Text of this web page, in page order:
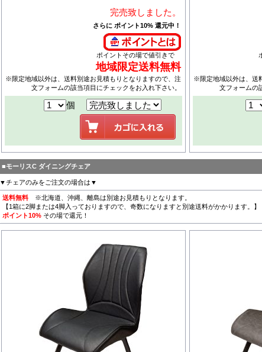
完売致しました。
さらに ポイント10% 還元中！
ポイントその場で値引きで
地域限定送料無料
※限定地域以外は、送料別途お見積もりとなりますので、注
文フォームの該当項目にチェックをお入れ下さい。
個
※限定地域以外は、送
文フォームの
■モーリスC ダイニングチェア
▼チェアのみをご注文の場合は▼
送料無料 ※北海道、沖縄、離島は別途お見積もりとなります。
【1箱に2脚または4脚入っておりますので、奇数になりますと別途送料がかかります。】
ポイント10% その場で還元！